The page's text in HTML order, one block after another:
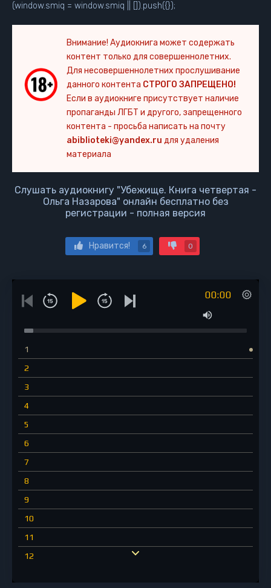
(window.smiq = window.smiq || []).push({});
Внимание! Аудиокнига может содержать
контент только для совершеннолетних.
Для несовершеннолетних прослушивание
данного контента СТРОГО ЗАПРЕЩЕНО!
Если в аудиокниге присутствует наличие
пропаганды ЛГБТ и другого, запрещенного
контента - просьба написать на почту
abiblioteki@yandex.ru для удаления
материала
Слушать аудиокнигу "Убежище. Книга четвертая -
Ольга Назарова" онлайн бесплатно без
регистрации - полная версия
Нравится! 6 0
00:00
1
2
3
4
5
6
7
8
9
10
11
12